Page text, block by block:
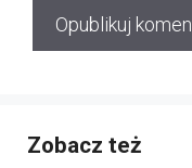
Zobacz też